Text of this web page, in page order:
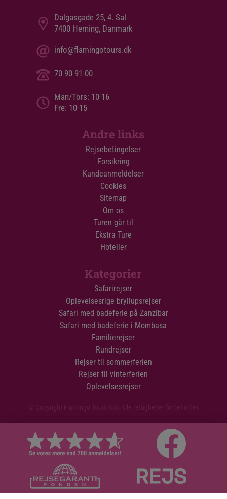
Dalgasgade 25, 4. Sal
7400 Herning, Danmark
info@flamingotours.dk
70 90 91 00
Man/Tors: 10-16
Fre: 10-15
Andre links
Rejsebetingelser
Forsikring
Kundeanmeldelser
Cookies
Sitemap
Om os
Turen går til
Ekstra Ture
Hoteller
Kategorier
Safarirejser
Oplevelsesrige bryllupsrejser
Safari med badeferie på Zanzibar
Safari med badeferie i Mombasa
Familierejser
Rundrejser
Rejser til sommerferien
Rejser til vinterferien
Oplevelsesrejser